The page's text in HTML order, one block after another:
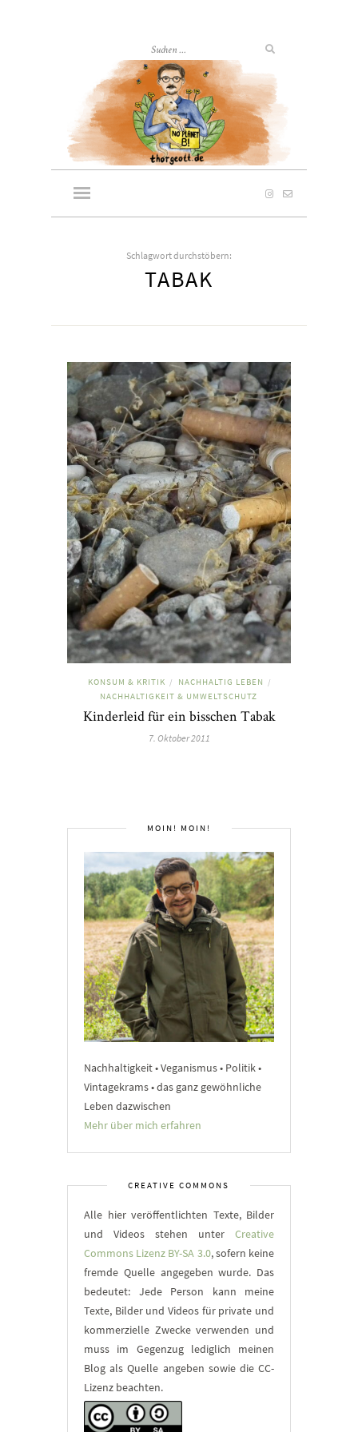
Schlagwort durchstöbern:
TABAK
KONSUM & KRITIK / NACHHALTIG LEBEN /
NACHHALTIGKEIT & UMWELTSCHUTZ
Kinderleid für ein bisschen Tabak
7. Oktober 2011
MOIN! MOIN!
Nachhaltigkeit • Veganismus • Politik •
Vintagekrams • das ganz gewöhnliche
Leben dazwischen
Mehr über mich erfahren
CREATIVE COMMONS
Alle hier veröffentlichten Texte, Bilder
und Videos stehen unter Creative
Commons Lizenz BY-SA 3.0, sofern keine
fremde Quelle angegeben wurde. Das
bedeutet: Jede Person kann meine
Texte, Bilder und Videos für private und
kommerzielle Zwecke verwenden und
muss im Gegenzug lediglich meinen
Blog als Quelle angeben sowie die CC-
Lizenz beachten.